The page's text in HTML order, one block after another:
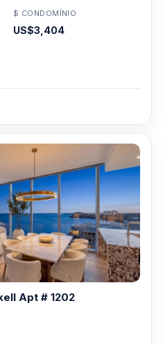
$ CONDOMÍNIO
US$3,404
Apt # 1202